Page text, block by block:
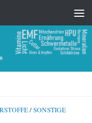
/SONSTIGE